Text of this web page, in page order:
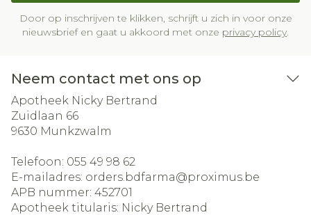
Door op inschrijven te klikken, schrijft u zich in voor onze
nieuwsbrief en gaat u akkoord met onze privacy policy.
Neem contact met ons op
Apotheek Nicky Bertrand
Zuidlaan 66
9630 Munkzwalm
Telefoon: 055 49 98 62
E-mailadres: orders.bdfarma@proximus.be
APB nummer: 452701
Apotheek titularis: Nicky Bertrand